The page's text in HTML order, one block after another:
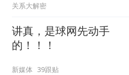
关系大解密
讲真，是球网先动手
的！！！
新媒体 39跟贴